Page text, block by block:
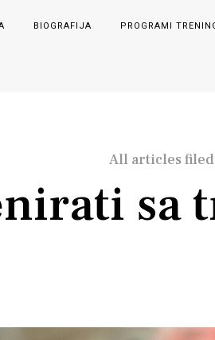
BIOGRAFIJA PROGRAMI
All articles
sa